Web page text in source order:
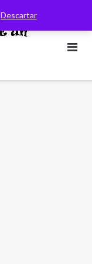
Descartar